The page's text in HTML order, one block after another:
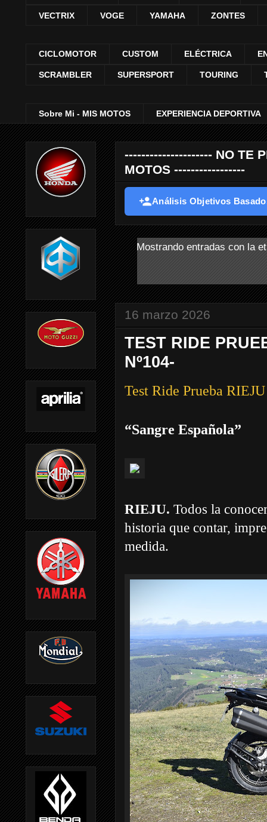
VECTRIX VOGE YAMAHA ZONTES
CICLOMOTOR CUSTOM ELÉCTRICA
SCRAMBLER SUPERSPORT TOURING
Sobre Mi - MIS MOTOS EXPERIENCIA DEPORTIVA
--------------------- NO TE
MOTOS -----------------
Análisis Objetivos
Mostrando entradas con la
16 marzo 2026
TEST RIDE
Nº104-
Test Ride Prueba
“Sangre Española”
RIEJU. Todos la
historia que contar,
medida.